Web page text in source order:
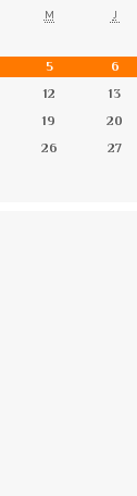
M J
5 6
12 13
19 20
26 27